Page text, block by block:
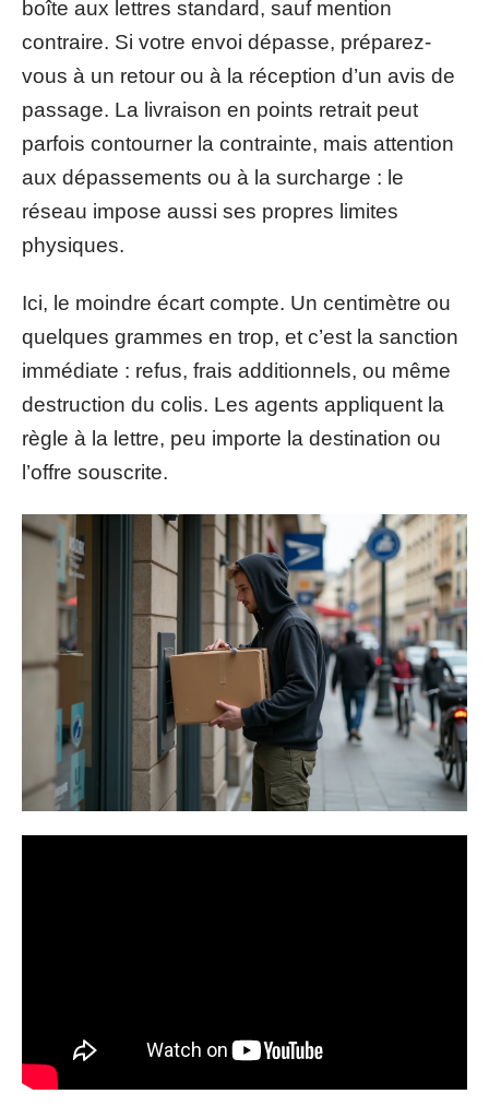
boîte aux lettres standard, sauf mention
contraire. Si votre envoi dépasse, préparez-
vous à un retour ou à la réception d’un avis de
passage. La livraison en points retrait peut
parfois contourner la contrainte, mais attention
aux dépassements ou à la surcharge : le
réseau impose aussi ses propres limites
physiques.
Ici, le moindre écart compte. Un centimètre ou
quelques grammes en trop, et c’est la sanction
immédiate : refus, frais additionnels, ou même
destruction du colis. Les agents appliquent la
règle à la lettre, peu importe la destination ou
l’offre souscrite.